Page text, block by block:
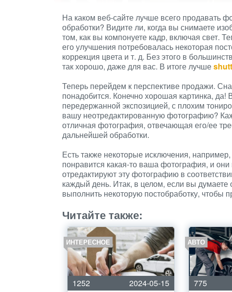
На каком веб-сайте лучше всего продавать
обработки? Видите ли, когда вы снимаете
том, как вы компонуете кадр, включая свет.
его улучшения потребовалась некоторая
коррекция цвета и т. д. Без этого в
так хорошо, даже для вас. В итоге лучше
Теперь перейдем к перспективе продажи.
понадобится. Конечно хорошая картинка,
передержанной экспозицией, с плохим
вашу неотредактированную фотографию?
отличная фотография, отвечающая его/ее
дальнейшей обработки.
Есть также некоторые исключения,
понравится какая-то ваша фотография, и
отредактируют эту фотографию в
каждый день. Итак, в целом, если вы
выполнить некоторую постобработку, чтобы
Читайте также:
ИНТЕРЕСНОЕ
1252
2024-05-15
АВТО
775